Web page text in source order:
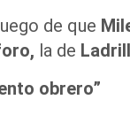
de que
la de
obrero”